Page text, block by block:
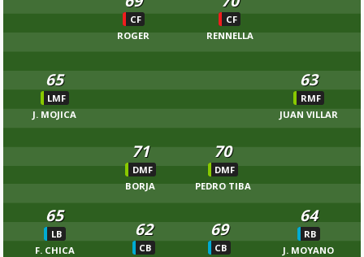
69
CB
62
CB
64
RB
J. MOYANO
65
LB
F. CHICA
70
DMF
PEDRO TIBA
71
DMF
BORJA
63
RMF
JUAN VILLAR
65
LMF
J. MOJICA
CF
RENNELLA
CF
ROGER